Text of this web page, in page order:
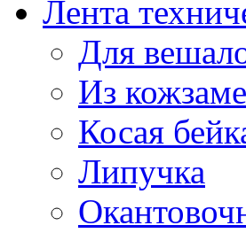
Лента
Для
Из
Косая
Липучка